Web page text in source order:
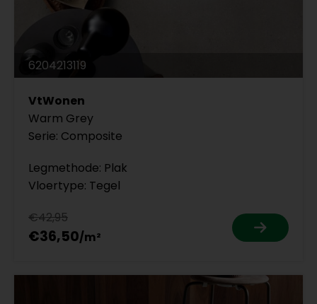
6204213119
VtWonen
Warm Grey
Serie: Composite
Legmethode: Plak
Vloertype: Tegel
€42,95
€36,50